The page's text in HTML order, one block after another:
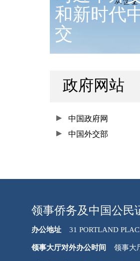
和新时代
交
政府网站
中国政府网
中国外交部
领事侨务及中国公民
办公地址 31 PORTLAND
领事大厅对外办公时间 领事大